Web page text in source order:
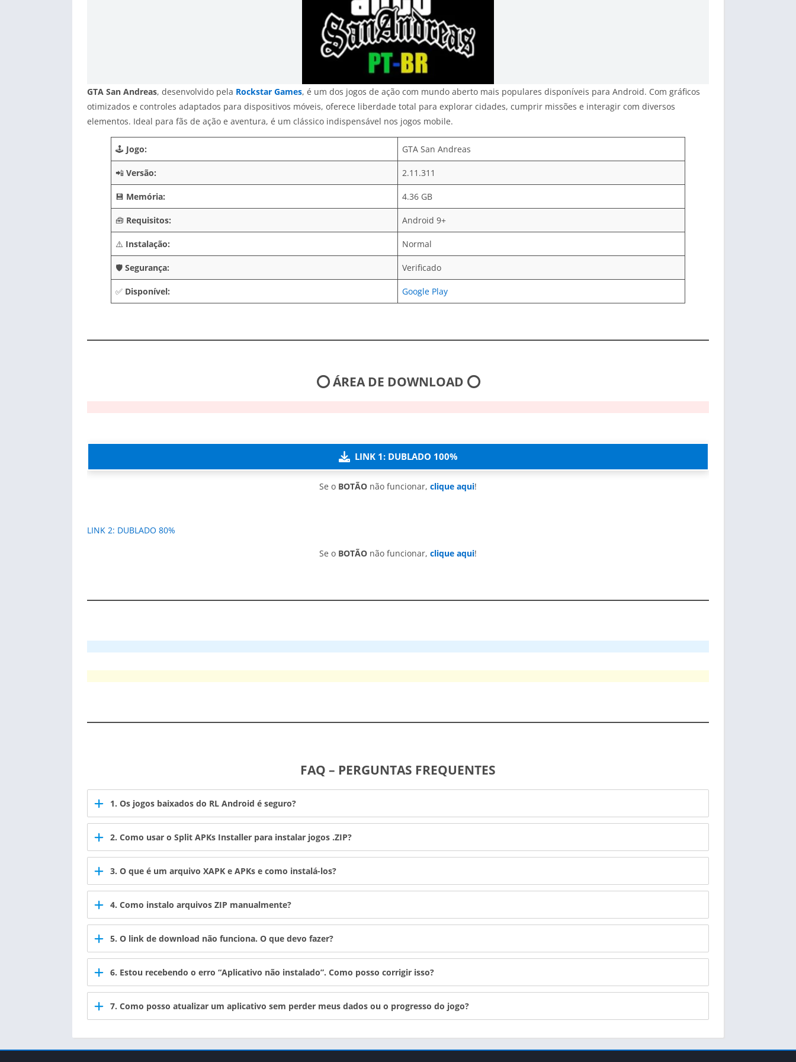
GTA San Andreas, desenvolvido pela Rockstar Games, é um dos jogos de ação com mundo aberto mais populares disponíveis para Android. Com gráficos
otimizados e controles adaptados para dispositivos móveis, oferece liberdade total para explorar cidades, cumprir missões e interagir com diversos
elementos. Ideal para fãs de ação e aventura, é um clássico indispensável nos jogos mobile.
🕹️ Jogo: GTA San Andreas
📲 Versão: 2.11.311
💾 Memória: 4.36 GB
🧰 Requisitos: Android 9+
⚠️ Instalação: Normal
🛡️ Segurança: Verificado
✅ Disponível: Google Play
⭕ ÁREA DE DOWNLOAD ⭕
LINK 1: DUBLADO 100%
Se o BOTÃO não funcionar, clique aqui!
LINK 2: DUBLADO 80%
Se o BOTÃO não funcionar, clique aqui!
FAQ – PERGUNTAS FREQUENTES
1. Os jogos baixados do RL Android é seguro?
2. Como usar o Split APKs Installer para instalar jogos .ZIP?
3. O que é um arquivo XAPK e APKs e como instalá-los?
4. Como instalo arquivos ZIP manualmente?
5. O link de download não funciona. O que devo fazer?
6. Estou recebendo o erro “Aplicativo não instalado”. Como posso corrigir isso?
7. Como posso atualizar um aplicativo sem perder meus dados ou o progresso do jogo?